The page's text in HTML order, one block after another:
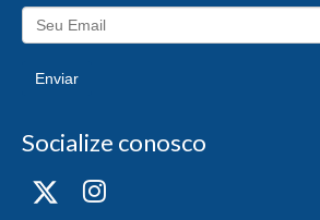
Enviar
Socialize conosco